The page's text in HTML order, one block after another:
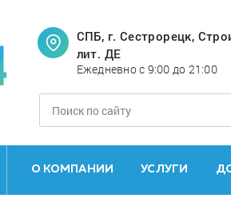
СПБ, г. Сестрорецк,
лит. ДЕ
Ежедневно с 9:00 до 21:00
О КОМПАНИИ УСЛУГИ